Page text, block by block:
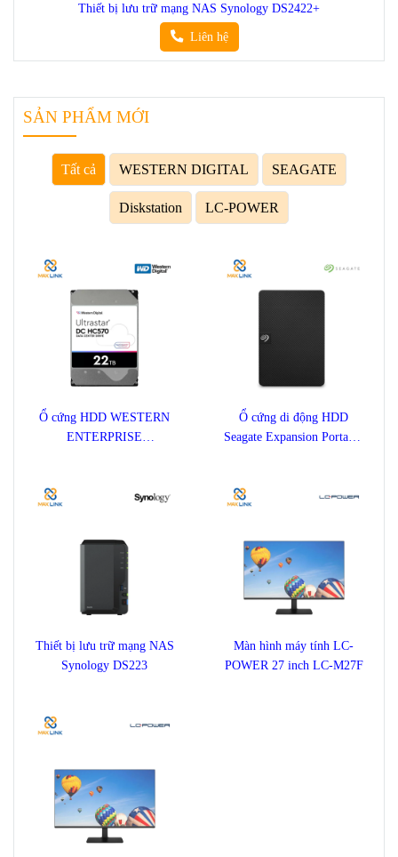
Thiết bị lưu trữ mạng NAS Synology DS2422+
Liên hệ
SẢN PHẨM MỚI
Tất cả WESTERN DIGITAL SEAGATE
Diskstation LC-POWER
Ổ cứng HDD WESTERN
ENTERPRISE
Ổ cứng di động HDD
Seagate Expansion Portable
Thiết bị lưu trữ mạng NAS
Synology DS223
Màn hình máy tính LC-
POWER 27 inch LC-M27F